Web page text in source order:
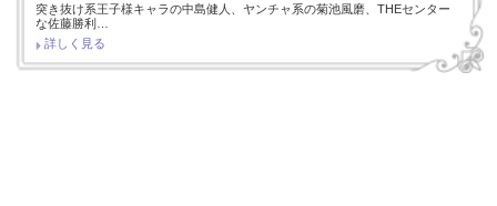
突き抜け系王子様キャラの中島健人、ヤンチャ系の菊池風磨、THEセンター
な佐藤勝利…
詳しく見る